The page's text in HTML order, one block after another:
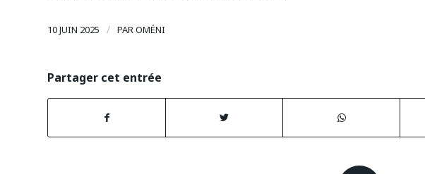
10 JUIN 2025 / PAROMÉNI
Partager cet entrée